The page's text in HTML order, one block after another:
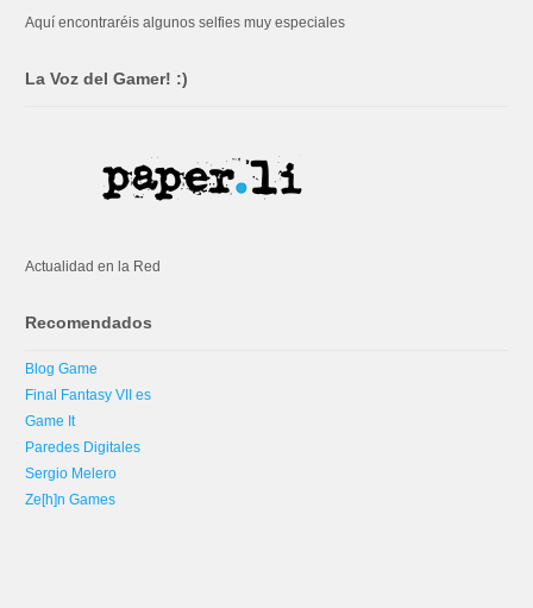
Aquí encontraréis algunos selfies muy especiales
La Voz del Gamer! :)
Actualidad en la Red
Recomendados
Blog Game
Final Fantasy VII es
Game It
Paredes Digitales
Sergio Melero
Ze[h]n Games